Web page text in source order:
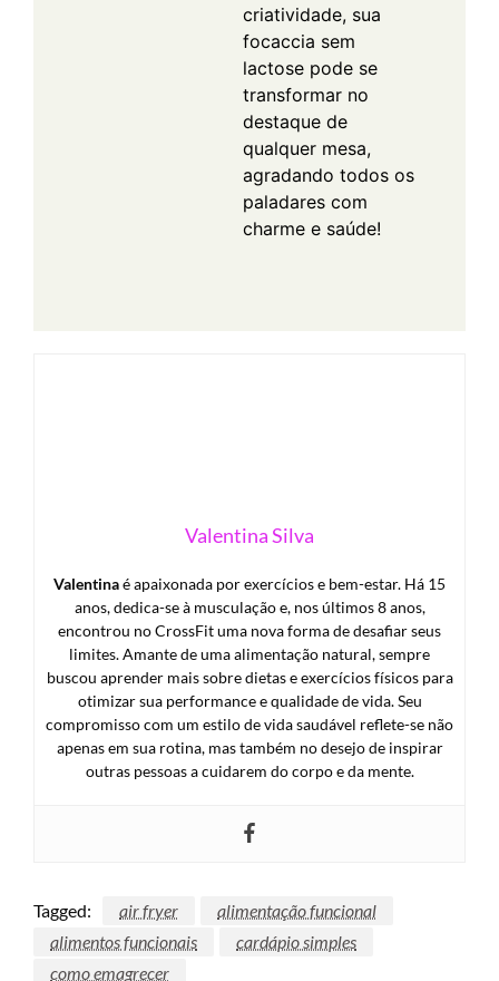
criatividade, sua
focaccia sem
lactose pode se
transformar no
destaque de
qualquer mesa,
agradando todos os
paladares com
charme e saúde!
Valentina Silva
Valentinaé apaixonada por exercícios e bem-estar. Há 15
anos, dedica-se à musculação e, nos últimos 8 anos,
encontrou no CrossFit uma nova forma de desafiar seus
limites. Amante de uma alimentação natural, sempre
buscou aprender mais sobre dietas e exercícios físicos para
otimizar sua performance e qualidade de vida. Seu
compromisso com um estilo de vida saudável reflete-se não
apenas em sua rotina, mas também no desejo de inspirar
outras pessoas a cuidarem do corpo e da mente.
Tagged: air fryer
alimentação funcional
alimentos funcionais
cardápio simples
como emagrecer